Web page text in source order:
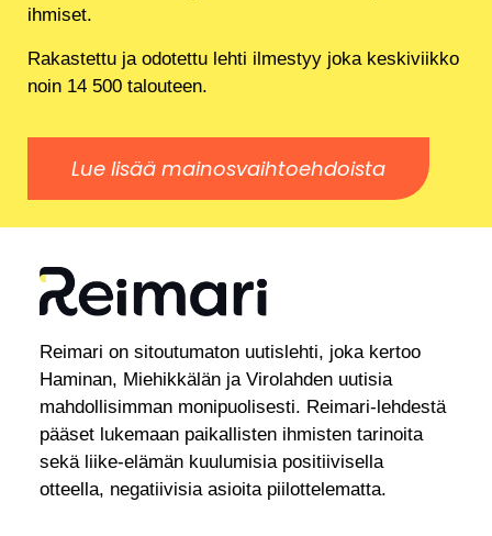
ihmiset.
Rakastettu ja odotettu lehti ilmestyy joka keskiviikko
noin 14 500 talouteen.
Lue lisää mainosvaihtoehdoista
Reimari on sitoutumaton uutislehti, joka kertoo
Haminan, Miehikkälän ja Virolahden uutisia
mahdollisimman monipuolisesti. Reimari-lehdestä
pääset lukemaan paikallisten ihmisten tarinoita
sekä liike-elämän kuulumisia positiivisella
otteella, negatiivisia asioita piilottelematta.